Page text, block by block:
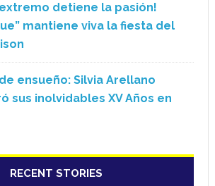
detiene la pasión!
mantiene viva la fiesta del
ensueño: Silvia Arellano
sus inolvidables XV Años en
RECENT STORIES